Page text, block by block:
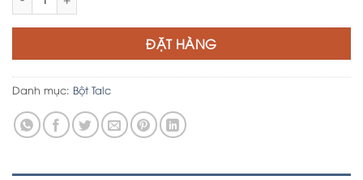
ĐẶT HÀNG
Danh mục: Bột Talc